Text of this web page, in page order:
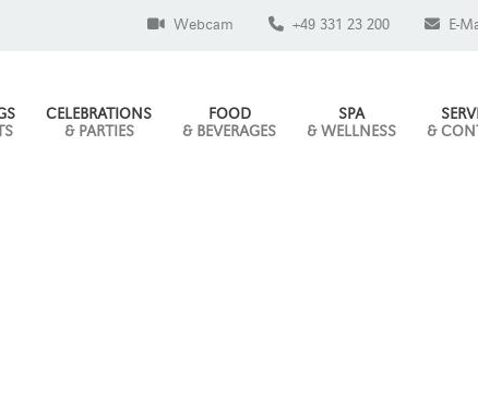
Webcam +49 331 23 200 E-
CELEBRATIONS
& PARTIES
FOOD
& BEVERAGES
SPA
& WELLNESS
&